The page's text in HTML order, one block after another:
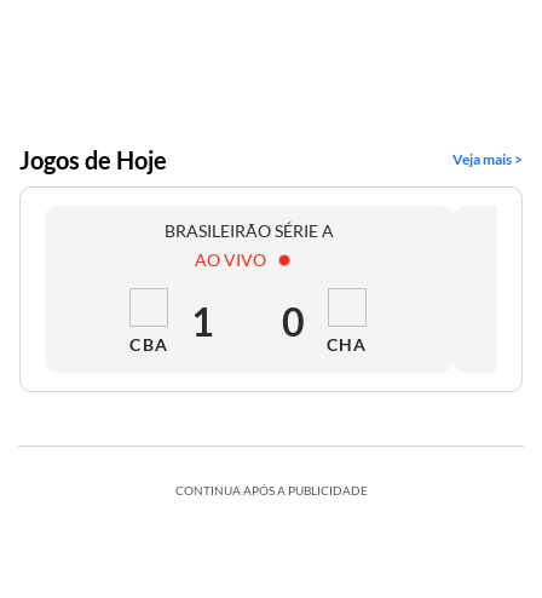
Jogos de Hoje Veja mais >
BRASILEIRÃO SÉRIE A
AO VIVO
CBA 1 0 CHA
CONTINUA APÓS A PUBLICIDADE